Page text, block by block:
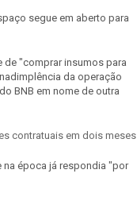
segue em aberto para
de "comprar insumos para
da operação
BNB em nome de outra
contratuais em dois meses
na época já respondia "por